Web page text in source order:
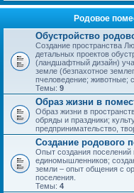
Родовое
Обустройство
Создание пространства
детальных проектов
(ландшафтный дизайн)
земле (безпахотное
пчеловедение; животные;
Темы: 9
Образ жизни в
Образ жизни в
обряды и праздники;
предпринимательство,
Создание родового
Опыт создания поселений
единомышленников;
земли – опыт общения с
поселения.
Темы: 4